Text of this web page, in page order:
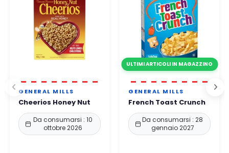
GENERAL MILLS
Cheerios Honey Nut
Da consumarsi : 10
ottobre 2026
ULTIMI ARTICOLI IN MAGAZZINO
GENERAL MILLS
French Toast Crunch
Da consumarsi : 28
gennaio 2027